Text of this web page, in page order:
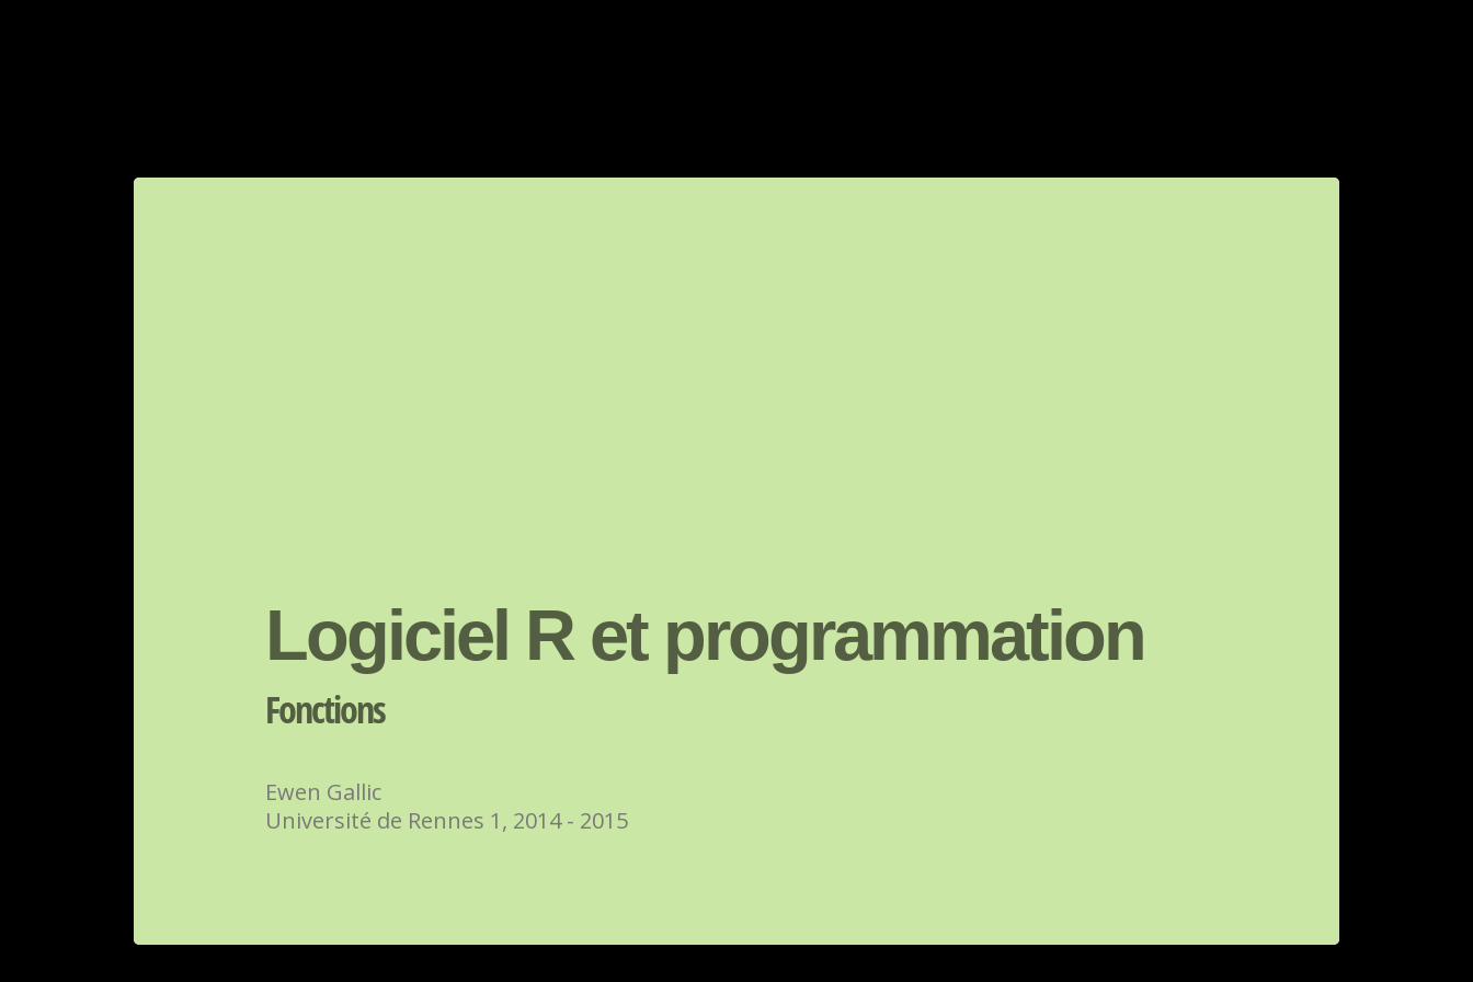
Logiciel R et programmation
Fonctions
Ewen Gallic
Université de Rennes 1, 2014 - 2015
Source : http://dilbert.com/strips/comic/2007-11-26/